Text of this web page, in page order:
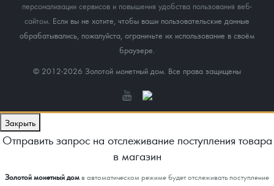
персонализации сервисов и повышения удобства пользования веб-
сайтом. Если вы не хотите, чтобы ваши пользовательские данные
обрабатывались, пожалуйста, ограничьте их использование в своём
браузере.
© 2012-2026 Золотой монетный дом. Все права защищены
Закрыть
Отправить запрос на отслеживание поступления товара
в магазин
Золотой монетный домв автоматическом режиме будет отслеживать поступление